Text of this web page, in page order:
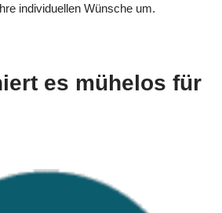
individuellen Wünsche um.
es mühelos für